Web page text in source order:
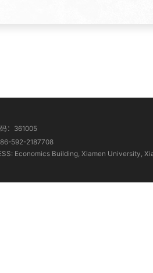
：361005
592-2187708
Economics Building, Xiamen University,